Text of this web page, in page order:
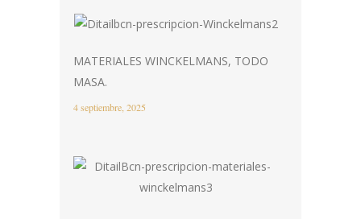
MATERIALES WINCKELMANS, TODO
MASA.
4 septiembre, 2025